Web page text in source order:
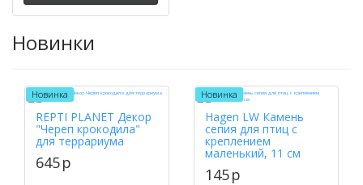
Новинки
Новинка
REPTI PLANET Декор
"Череп крокодила"
для террариума
645p
Новинка
Hagen LW Камень
сепия для птиц с
креплением
маленький, 11 см
145p